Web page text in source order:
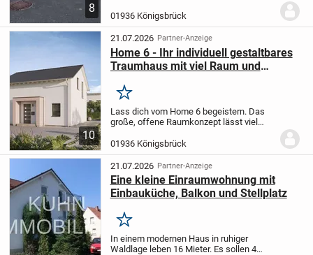
8
perfekt, wenn auf zwei Ebenen optimal
01936 Königsbrück
10
21.07.2026 Partner-Anzeige
Home 6 - Ihr individuell gestaltbares
Traumhaus mit viel Raum und
Merken
Lass dich vom Home 6 begeistern. Das
große, offene Raumkonzept lässt viel
zu verwirklichen. Das Erdgeschoss bildet
eine kombinierte Einheit aus
Wohnbereich,...
01936 Königsbrück
21.07.2026 Partner-Anzeige
Eine kleine Einraumwohnung mit
Einbauküche, Balkon und Stellplatz
Merken
In einem modernen Haus in ruhiger
Waldlage leben 16 Mieter. Es sollen 4